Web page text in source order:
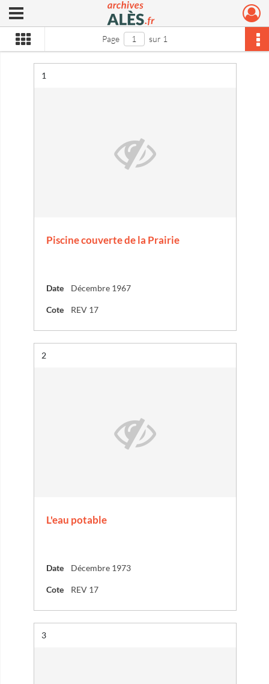
Archives municipales d'Alès
Ouvrir le menu déroulant
Page sur 1
Résultat n°
1
Piscine couverte de la Prairie
Date Décembre 1967
Cote REV 17
Résultat n°
2
L'eau potable
Date Décembre 1973
Cote REV 17
Résultat n°
3